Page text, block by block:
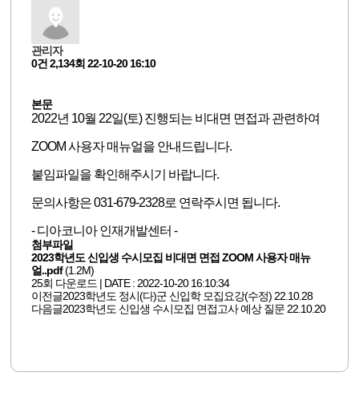
관리자
0건 2,134회 22-10-20 16:10
본문
2022년 10월 22일(토) 진행되는 비대면 면접과 관련하여
ZOOM 사용자 매뉴얼을 안내드립니다.
붙임파일을 확인해주시기 바랍니다.
문의사항은 031-679-2328로 연락주시면 됩니다.
- 디아코니아 인재개발센터 -
첨부파일
2023학년도 신입생 수시모집 비대면 면접 ZOOM 사용자 매뉴
얼..pdf(1.2M)
25회 다운로드 | DATE : 2022-10-20 16:10:34
이전글2023학년도 정시(다)군 신입학 모집요강(수정) 22.10.28
다음글2023학년도 신입생 수시모집 면접고사 예상 질문 22.10.20